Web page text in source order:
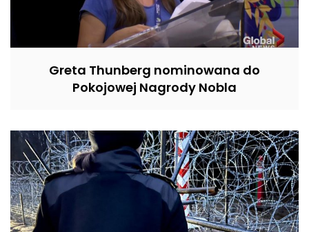
Greta Thunberg nominowana do
Pokojowej Nagrody Nobla